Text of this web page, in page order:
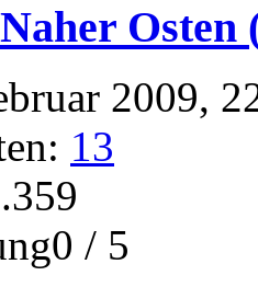
Osten
2009,
13
/ 5